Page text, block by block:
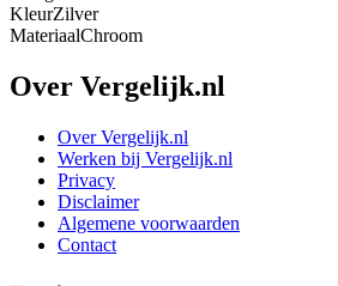
KleurZilver
MateriaalChroom
Over Vergelijk.nl
Over Vergelijk.nl
Werken bij Vergelijk.nl
Privacy
Disclaimer
Algemene voorwaarden
Contact